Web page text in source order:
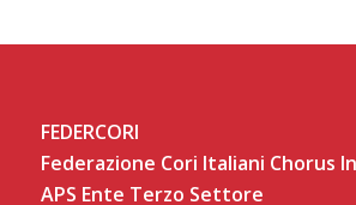
FEDERCORI
Federazione Cori Italiani Chorus
APS Ente Terzo Settore